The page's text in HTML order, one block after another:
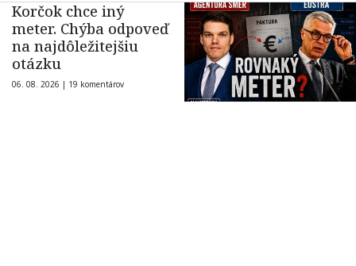
Korčok chce iný
meter. Chýba odpoveď
na najdôležitejšiu
otázku
06. 08. 2026 | 19 komentárov